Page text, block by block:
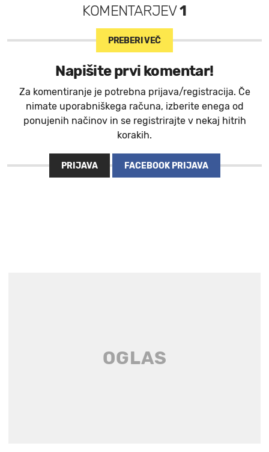
KOMENTARJEV1
PREBERI VEČ
Napišite prvi komentar!
Za komentiranje je potrebna prijava/registracija. Če
nimate uporabniškega računa, izberite enega od
ponujenih načinov in se registrirajte v nekaj hitrih
korakih.
PRIJAVA FACEBOOK PRIJAVA